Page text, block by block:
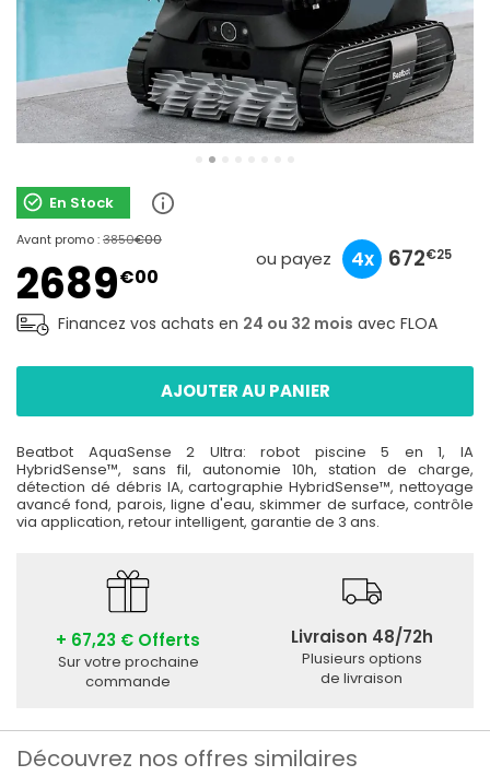
En Stock
Avant promo :3850€00
2689€00
ou payez
896€33
672€25 10x 268€90
Financez vos achats en 24 ou 32 mois avec FLOA
AJOUTER AU PANIER
Beatbot AquaSense 2 Ultra: robot piscine 5 en 1, IA
HybridSense™, sans fil, autonomie 10h, station de charge,
détection dé débris IA, cartographie HybridSense™, nettoyage
avancé fond, parois, ligne d'eau, skimmer de surface, contrôle
via application, retour intelligent, garantie de 3 ans.
+ 67,23 € Offerts
Sur votre prochaine
commande
Livraison 48/72h
Plusieurs options
de livraison
Découvrez nos offres similaires